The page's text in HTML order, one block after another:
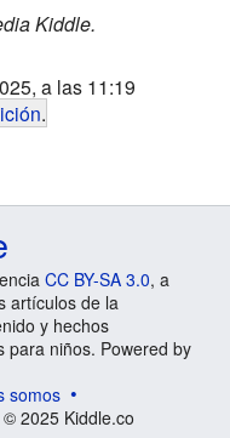
Kiddle.
a las 11:19
.
CC BY-SA 3.0, a
artículos de la
y hechos
para niños. Powered by
somos
© 2025 Kiddle.co